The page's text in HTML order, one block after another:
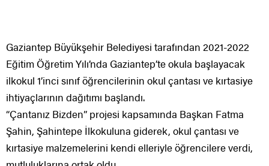
Gaziantep Büyükşehir Belediyesi tarafından 2021-2022
Eğitim Öğretim Yılı’nda Gaziantep’te okula başlayacak
ilkokul 1’inci sınıf öğrencilerinin okul çantası ve kırtasiye
ihtiyaçlarının dağıtımı başlandı.
“Çantanız Bizden” projesi kapsamında Başkan Fatma
Şahin, Şahintepe İlkokuluna giderek, okul çantası ve
kırtasiye malzemelerini kendi elleriyle öğrencilere verdi,